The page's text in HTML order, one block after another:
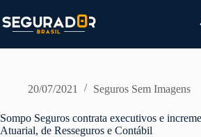
para
o
20/07/2021 Seguros Sem Imagens
Sompo Seguros contrata executivos e
Atuarial, de Resseguros e Contábil